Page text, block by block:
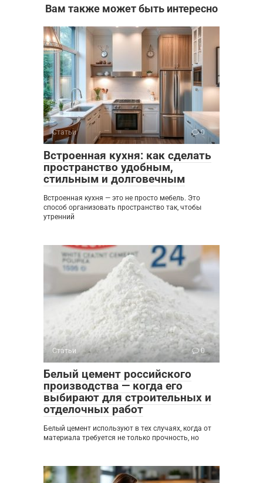
Вам также может быть интересно
Статьи 0
Встроенная кухня: как сделать
пространство удобным,
стильным и долговечным
Встроенная кухня — это не просто мебель. Это
способ организовать пространство так, чтобы
утренний
Статьи 0
Белый цемент российского
производства — когда его
выбирают для строительных и
отделочных работ
Белый цемент используют в тех случаях, когда от
материала требуется не только прочность, но